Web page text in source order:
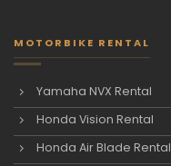
MOTORBIKE RENTAL
Yamaha NVX Rental
Honda Vision Rental
Honda Air Blade Rental